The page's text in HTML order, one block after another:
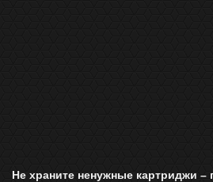
Не храните ненужные картриджи –